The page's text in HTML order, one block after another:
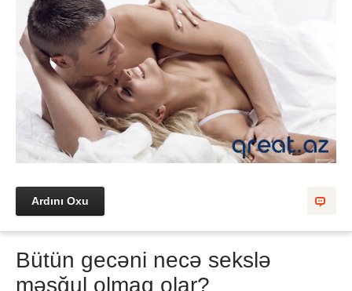
Ardını Oxu
Bütün gecəni necə sekslə
məşğul olmaq olar?